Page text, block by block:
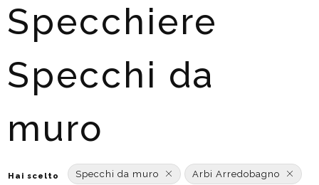
Specchiere
Specchi da
muro
Hai scelto Specchi da muro Arbi Arredobagno